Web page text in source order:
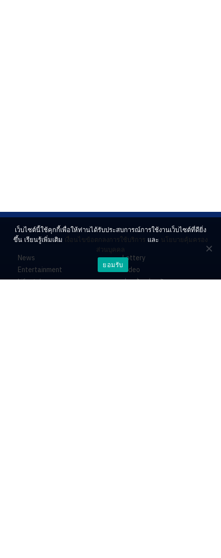
News
Entertainment
Lifestyle
Lottery
Video
ร่วมด้วยช่วยกัน
เว็บไซต์นี้ใช้คุกกี้เพื่อให้ท่านได้รับประสบการณ์การใช้งานเว็บไซต์ที่ดียิ่ง
ขึ้น เรียนรู้เพิ่มเติม เงื่อนไขข้อตกลงการใช้บริการ และ นโยบายคุ้มครอง
ส่วนบุคคล
ยอมรับ